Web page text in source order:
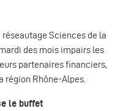
Sciences de la
des mois impairs les
partenaires financiers,
Rhône-Alpes.
le buffet